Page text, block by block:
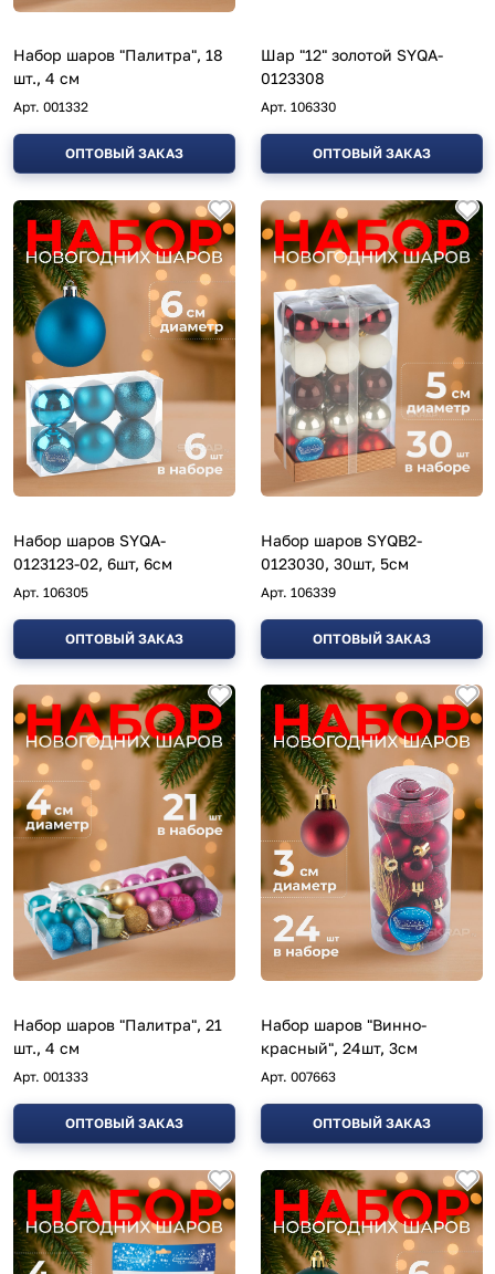
Набор шаров "Палитра", 18
шт., 4 см
Арт. 001332
ОПТОВЫЙ ЗАКАЗ
Шар "12" золотой SYQA-
0123308
Арт. 106330
ОПТОВЫЙ ЗАКАЗ
Набор шаров SYQA-
0123123-02, 6шт, 6см
Арт. 106305
ОПТОВЫЙ ЗАКАЗ
Набор шаров SYQB2-
0123030, 30шт, 5см
Арт. 106339
ОПТОВЫЙ ЗАКАЗ
Набор шаров "Палитра", 21
шт., 4 см
Арт. 001333
ОПТОВЫЙ ЗАКАЗ
Набор шаров "Винно-
красный", 24шт, 3см
Арт. 007663
ОПТОВЫЙ ЗАКАЗ